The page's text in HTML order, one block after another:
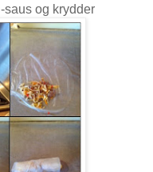
saus og krydder